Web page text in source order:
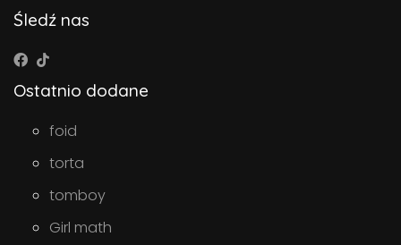
Śledź nas
Ostatnio dodane
foid
torta
tomboy
Girl math